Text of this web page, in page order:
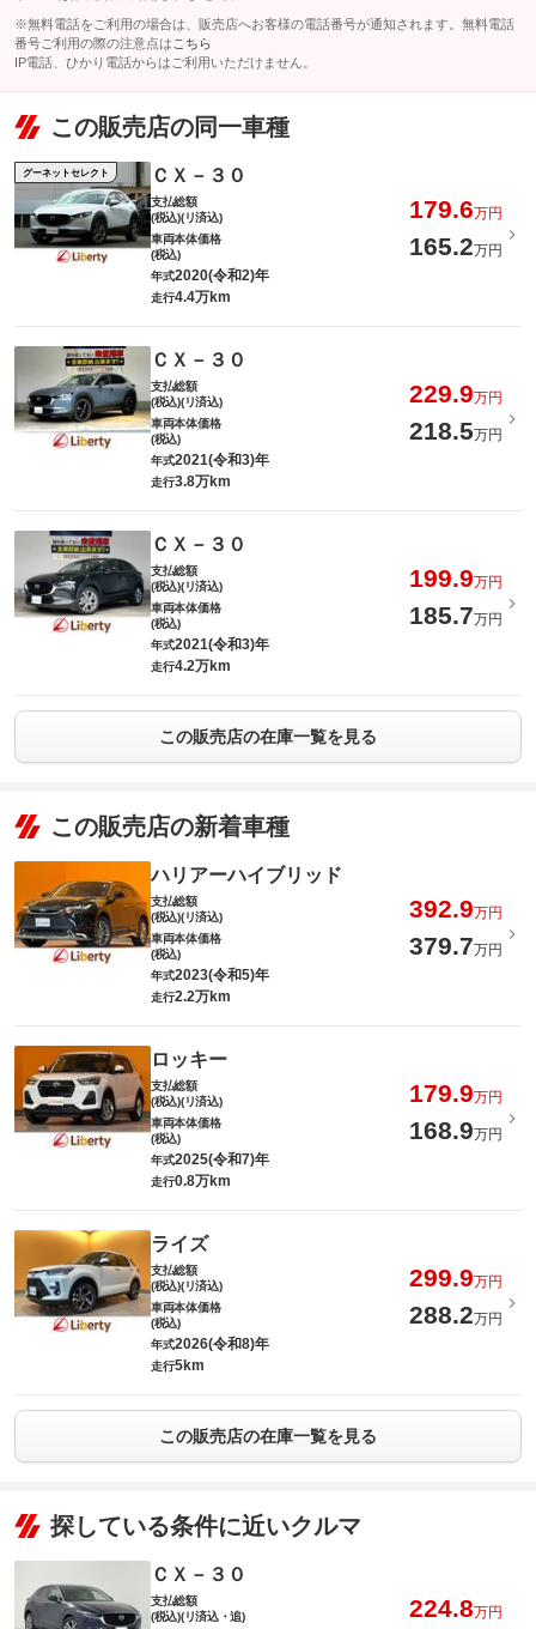
※無料電話をご利用の場合は、販売店へお客様の電話番号が通知されます。無料電話
番号ご利用の際の注意点は こちら
IP電話、ひかり電話からはご利用いただけません。
この販売店の同一車種
グーネットセレクト ＣＸ－３０
支払総額
(税込)(リ済込)
179.6万円
車両本体価格
(税込)
165.2万円
年式2020(令和2)年
走行4.4万km
ＣＸ－３０
支払総額
(税込)(リ済込)
229.9万円
車両本体価格
(税込)
218.5万円
年式2021(令和3)年
走行3.8万km
ＣＸ－３０
支払総額
(税込)(リ済込)
199.9万円
車両本体価格
(税込)
185.7万円
年式2021(令和3)年
走行4.2万km
この販売店の在庫一覧を見る
この販売店の新着車種
ハリアーハイブリッド
支払総額
(税込)(リ済込)
392.9万円
車両本体価格
(税込)
379.7万円
年式2023(令和5)年
走行2.2万km
ロッキー
支払総額
(税込)(リ済込)
179.9万円
車両本体価格
(税込)
168.9万円
年式2025(令和7)年
走行0.8万km
ライズ
支払総額
(税込)(リ済込)
299.9万円
車両本体価格
(税込)
288.2万円
年式2026(令和8)年
走行5km
この販売店の在庫一覧を見る
探している条件に近いクルマ
ＣＸ－３０
支払総額
(税込)(リ済込・追)
224.8万円